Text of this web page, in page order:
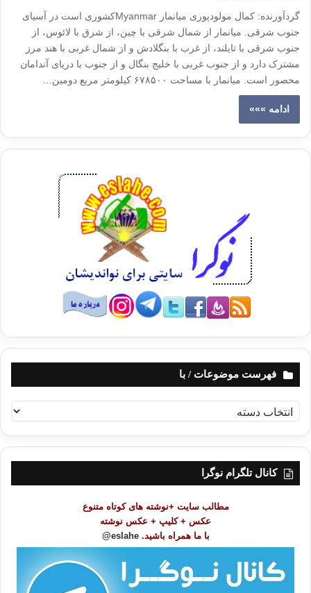
گردآورنده: کمال مولودپوری میانمار Myanmarکشوری است در آسیای
جنوب شرقی. میانمار از شمال شرقی با چین، از شرق با لائوس، از
جنوب شرقی با تایلند، از غرب با بنگلادش و از شمال غربی با هند مرز
مشترک دارد و از جنوب غربی با خلیج بنگال و از جنوب با دریای آندامان
محصور است. میانمار با مساحت ۶۷۸۵۰۰ کیلومتر مربع دومین…
ادامه »»»
فهرست موضوعات / با
ه
ر
کانال تلگرام نوگرا
مطالب سایت +نوشته های کوتاه متنوع
عکس + کلیپ + عکس نوشته
با ما همراه باشید. eslahe@